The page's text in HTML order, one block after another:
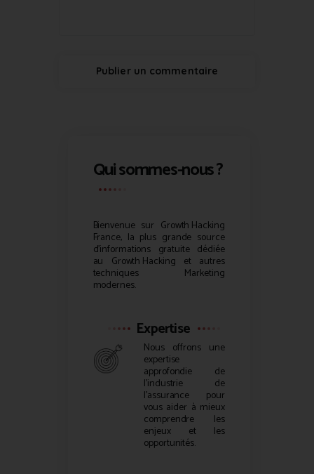
Qui sommes-nous ?
Bienvenue sur Growth Hacking
France, la plus grande source
d’informations gratuite dédiée
au Growth Hacking et autres
techniques Marketing
modernes.
Expertise
Nous offrons une
expertise
approfondie de
l’industrie de
l’assurance pour
vous aider à mieux
comprendre les
enjeux et les
opportunités.